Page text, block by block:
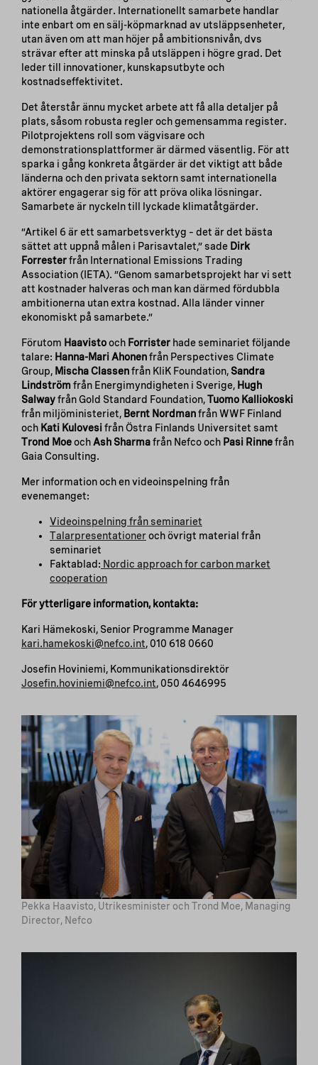
nationella åtgärder. Internationellt samarbete handlar
inte enbart om en sälj-köpmarknad av utsläppsenheter,
utan även om att man höjer på ambitionsnivån, dvs
strävar efter att minska på utsläppen i högre grad. Det
leder till innovationer, kunskapsutbyte och
kostnadseffektivitet.
Det återstår ännu mycket arbete att få alla detaljer på
plats, såsom robusta regler och gemensamma register.
Pilotprojektens roll som vägvisare och
demonstrationsplattformer är därmed väsentlig. För att
sparka i gång konkreta åtgärder är det viktigt att både
länderna och den privata sektorn samt internationella
aktörer engagerar sig för att pröva olika lösningar.
Samarbete är nyckeln till lyckade klimatåtgärder.
”Artikel 6 är ett samarbetsverktyg – det är det bästa
sättet att uppnå målen i Parisavtalet,” sade Dirk
Forresterfrån International Emissions Trading
Association (IETA). ”Genom samarbetsprojekt har vi sett
att kostnader halveras och man kan därmed fördubbla
ambitionerna utan extra kostnad. Alla länder vinner
ekonomiskt på samarbete.”
Förutom Haavistooch Forrister hade seminariet följande
talare: Hanna-Mari Ahonenfrån Perspectives Climate
Group, Mischa Classenfrån KliK Foundation, Sandra
Lindströmfrån Energimyndigheten i Sverige, Hugh
Salwayfrån Gold Standard Foundation,Tuomo Kalliokoski
från miljöministeriet, Bernt Nordmanfrån WWF Finland
och Kati Kulovesifrån Östra Finlands Universitet samt
Trond MoeochAsh Sharmafrån Nefco och Pasi Rinnefrån
Gaia Consulting.
Mer information och en videoinspelning från
evenemanget:
Videoinspelning från seminariet
Talarpresentationeroch övrigt material från
seminariet
Faktablad: Nordic approach for carbon market
cooperation
För ytterligare information, kontakta:
Kari Hämekoski, Senior Programme Manager
kari.hamekoski@nefco.int, 010 618 0660
Josefin Hoviniemi, Kommunikationsdirektör
Josefin.hoviniemi@nefco.int, 050 4646995
Pekka Haavisto, Utrikesminister och Trond Moe, Managing
Director, Nefco